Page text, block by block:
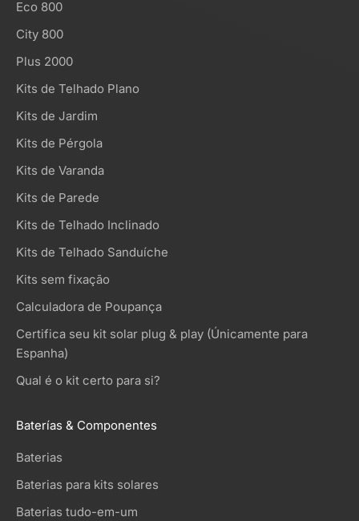
Eco 800
City 800
Plus 2000
Kits de Telhado Plano
Kits de Jardim
Kits de Pérgola
Kits de Varanda
Kits de Parede
Kits de Telhado Inclinado
Kits de Telhado Sanduíche
Kits sem fixação
Calculadora de Poupança
Certifica seu kit solar plug & play (Únicamente para
Espanha)
Qual é o kit certo para si?
Baterías & Componentes
Baterias
Baterias para kits solares
Baterias tudo-em-um